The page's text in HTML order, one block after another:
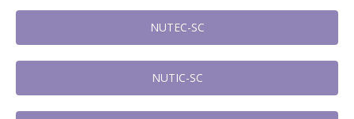
NUTEC-SC
NUTIC-SC